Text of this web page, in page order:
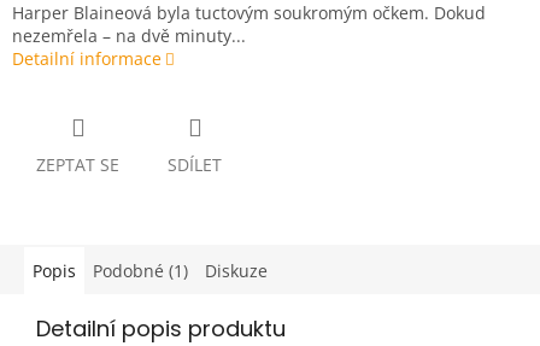
Harper Blaineová byla tuctovým soukromým očkem. Dokud
nezemřela – na dvě minuty...
Detailní informace
ZEPTAT SE SDÍLET
Popis Podobné (1) Diskuze
Detailní popis produktu